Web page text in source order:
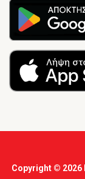
Copyright © 2026